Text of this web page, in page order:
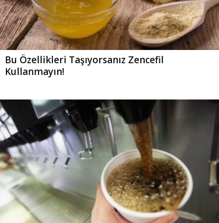
Bu Özellikleri Taşıyorsanız Zencefil
Kullanmayın!